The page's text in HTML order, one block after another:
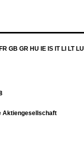
GB GR HU IE IS IT LI LT
Aktiengesellschaft